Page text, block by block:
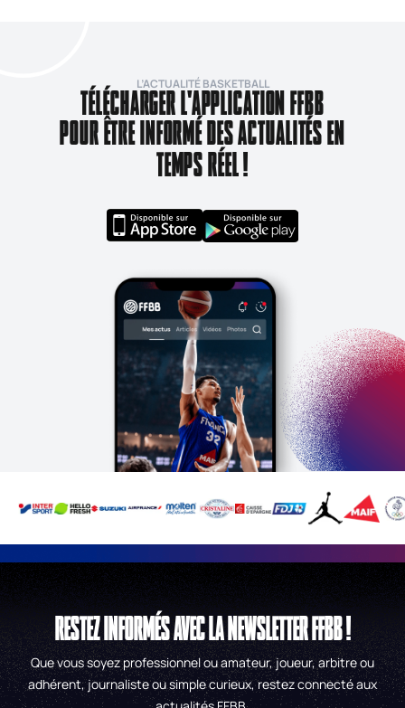
L’ACTUALITÉ BASKETBALL
TÉLÉCHARGER L'APPLICATION FFBB
POUR ÊTRE INFORMÉ DES ACTUALITÉS EN
TEMPS RÉEL !
RESTEZ INFORMÉS AVEC LA NEWSLETTER FFBB !
Que vous soyez professionnel ou amateur, joueur, arbitre ou
adhérent, journaliste ou simple curieux, restez connecté aux